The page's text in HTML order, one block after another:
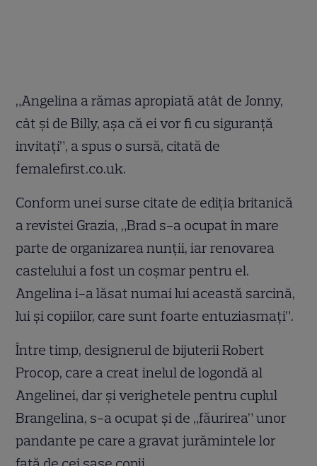
„Angelina a rămas apropiată atât de Jonny,
cât și de Billy, așa că ei vor fi cu siguranță
invitați”, a spus o sursă, citată de
femalefirst.co.uk.
Conform unei surse citate de ediția britanică
a revistei Grazia, „Brad s-a ocupat în mare
parte de organizarea nunții, iar renovarea
castelului a fost un coșmar pentru el.
Angelina i-a lăsat numai lui această sarcină,
lui și copiilor, care sunt foarte entuziasmați”.
Între timp, designerul de bijuterii Robert
Procop, care a creat inelul de logondă al
Angelinei, dar și verighetele pentru cuplul
Brangelina, s-a ocupat și de „făurirea” unor
pandante pe care a gravat jurămintele lor